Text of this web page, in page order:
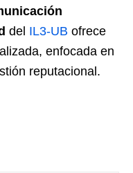
del IL3-UB ofrece
enfocada en
reputacional.